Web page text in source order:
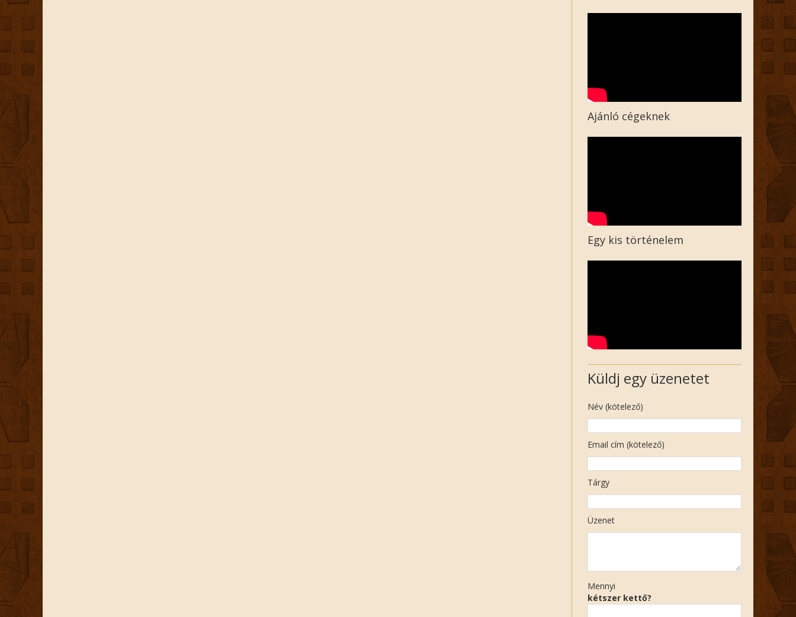
Ajánló cégeknek
Egy kis történelem
Küldj egy üzenetet
Név (kötelező)
Email cím (kötelező)
Tárgy
Üzenet
Mennyi
kétszer kettő?